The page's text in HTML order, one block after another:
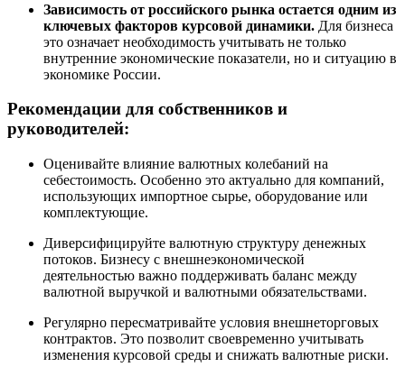
Зависимость от российского рынка остается одним из
ключевых факторов курсовой динамики. Для бизнеса
это означает необходимость учитывать не только
внутренние экономические показатели, но и ситуацию в
экономике России.
Рекомендации для собственников и
руководителей:
Оценивайте влияние валютных колебаний на
себестоимость. Особенно это актуально для компаний,
использующих импортное сырье, оборудование или
комплектующие.
Диверсифицируйте валютную структуру денежных
потоков. Бизнесу с внешнеэкономической
деятельностью важно поддерживать баланс между
валютной выручкой и валютными обязательствами.
Регулярно пересматривайте условия внешнеторговых
контрактов. Это позволит своевременно учитывать
изменения курсовой среды и снижать валютные риски.